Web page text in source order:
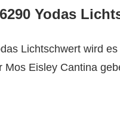
Yodas
Lichtschwert wird
Mos Eisley Cantina